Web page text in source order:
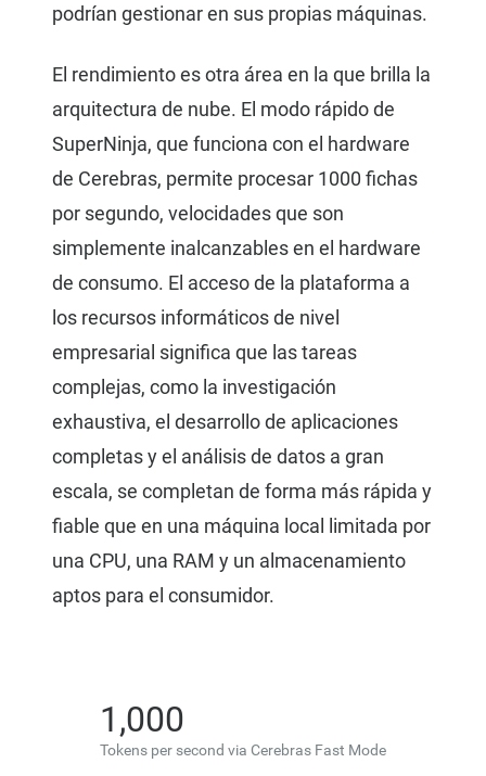
podrían gestionar en sus propias máquinas.
El rendimiento es otra área en la que brilla la
arquitectura de nube. El modo rápido de
SuperNinja, que funciona con el hardware
de Cerebras, permite procesar 1000 fichas
por segundo, velocidades que son
simplemente inalcanzables en el hardware
de consumo. El acceso de la plataforma a
los recursos informáticos de nivel
empresarial significa que las tareas
complejas, como la investigación
exhaustiva, el desarrollo de aplicaciones
completas y el análisis de datos a gran
escala, se completan de forma más rápida y
fiable que en una máquina local limitada por
una CPU, una RAM y un almacenamiento
aptos para el consumidor.
1,000
Tokens per second via Cerebras Fast Mode